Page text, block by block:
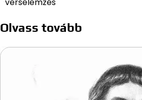
Olvass tovább